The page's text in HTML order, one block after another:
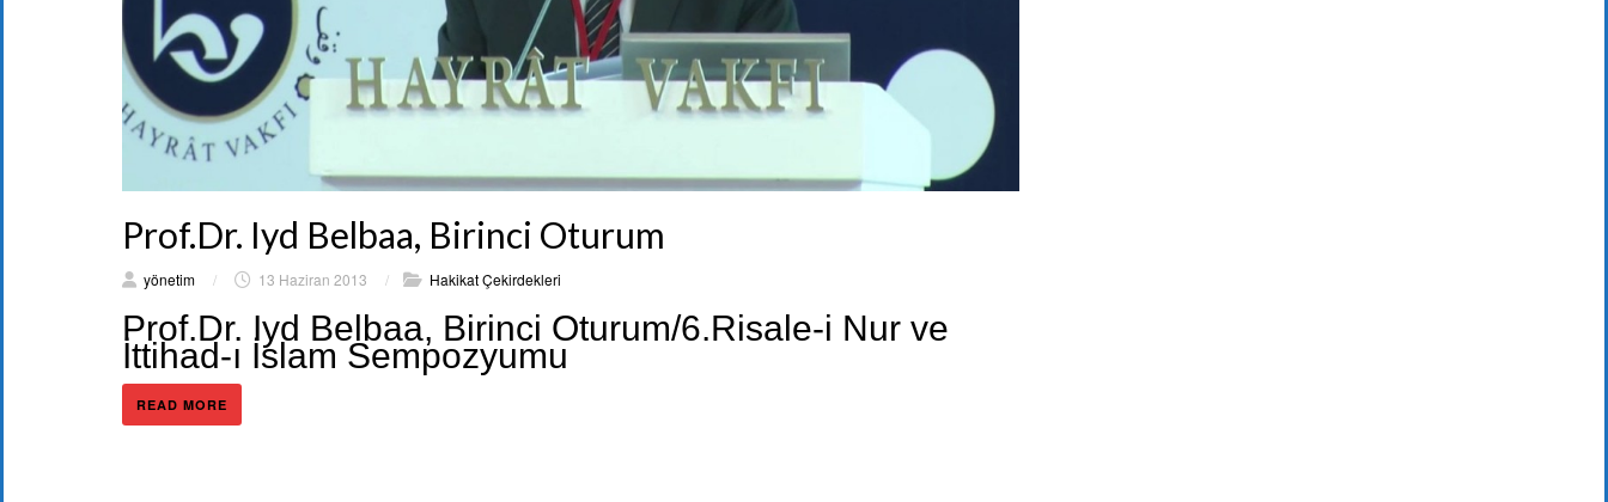
Prof.Dr. Iyd Belbaa, Birinci Oturum
yönetim / 13 Haziran 2013 / Hakikat Çekirdekleri
Prof.Dr. Iyd Belbaa, Birinci Oturum/6.Risale-i Nur ve
İttihad-ı İslam Sempozyumu
READ MORE